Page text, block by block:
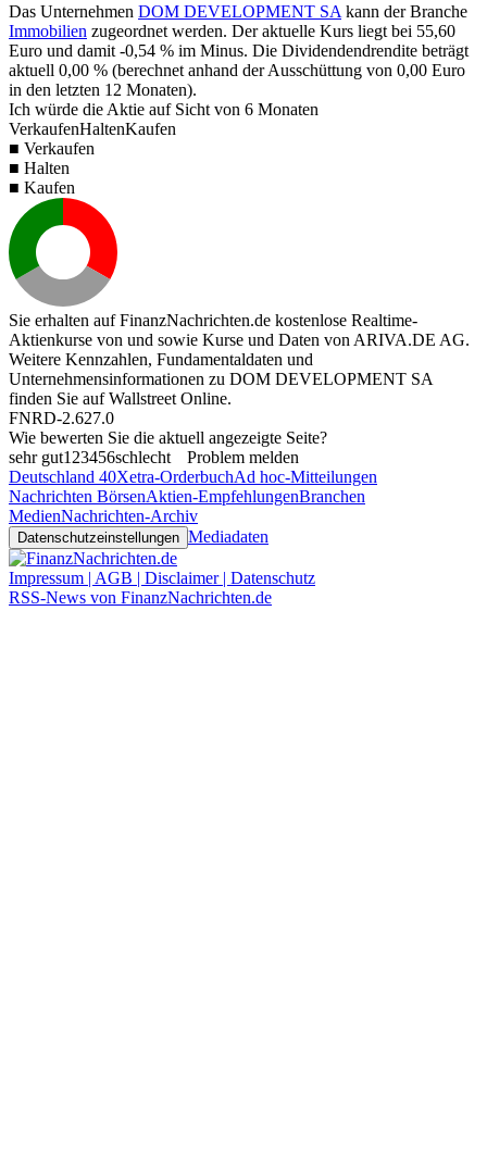
Das Unternehmen DOM DEVELOPMENT SA kann der Branche
Immobilien zugeordnet werden. Der aktuelle Kurs liegt bei 55,60
Euro und damit -0,54 % im Minus. Die Dividendendrendite beträgt
aktuell 0,00 % (berechnet anhand der Ausschüttung von 0,00 Euro
in den letzten 12 Monaten).
Ich würde die Aktie auf Sicht von 6 Monaten
VerkaufenHaltenKaufen
■ Verkaufen
■ Halten
■ Kaufen
Sie erhalten auf FinanzNachrichten.de kostenlose Realtime-
Aktienkurse von und sowie Kurse und Daten von ARIVA.DE AG.
Weitere Kennzahlen, Fundamentaldaten und
Unternehmensinformationen zu DOM DEVELOPMENT SA
finden Sie aufWallstreet Online.
FNRD-2.627.0
Wie bewerten Sie die aktuell angezeigte Seite?
sehr gut1 23456schlecht
Problem melden
Deutschland 40Xetra-OrderbuchAd hoc-Mitteilungen
Nachrichten BörsenAktien-EmpfehlungenBranchen
MedienNachrichten-Archiv
Datenschutzeinstellungen Mediadaten
Impressum | AGB | Disclaimer | Datenschutz
RSS-News von FinanzNachrichten.de